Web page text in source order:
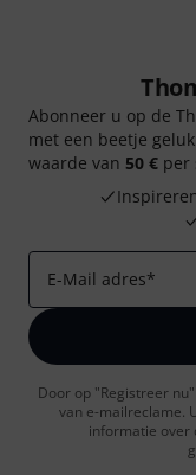
Abonneer u op de
met een beetje
waarde van 50 € per
E-Mail adres*
Door op "Registreer
van e-mailreclame.
informatie over